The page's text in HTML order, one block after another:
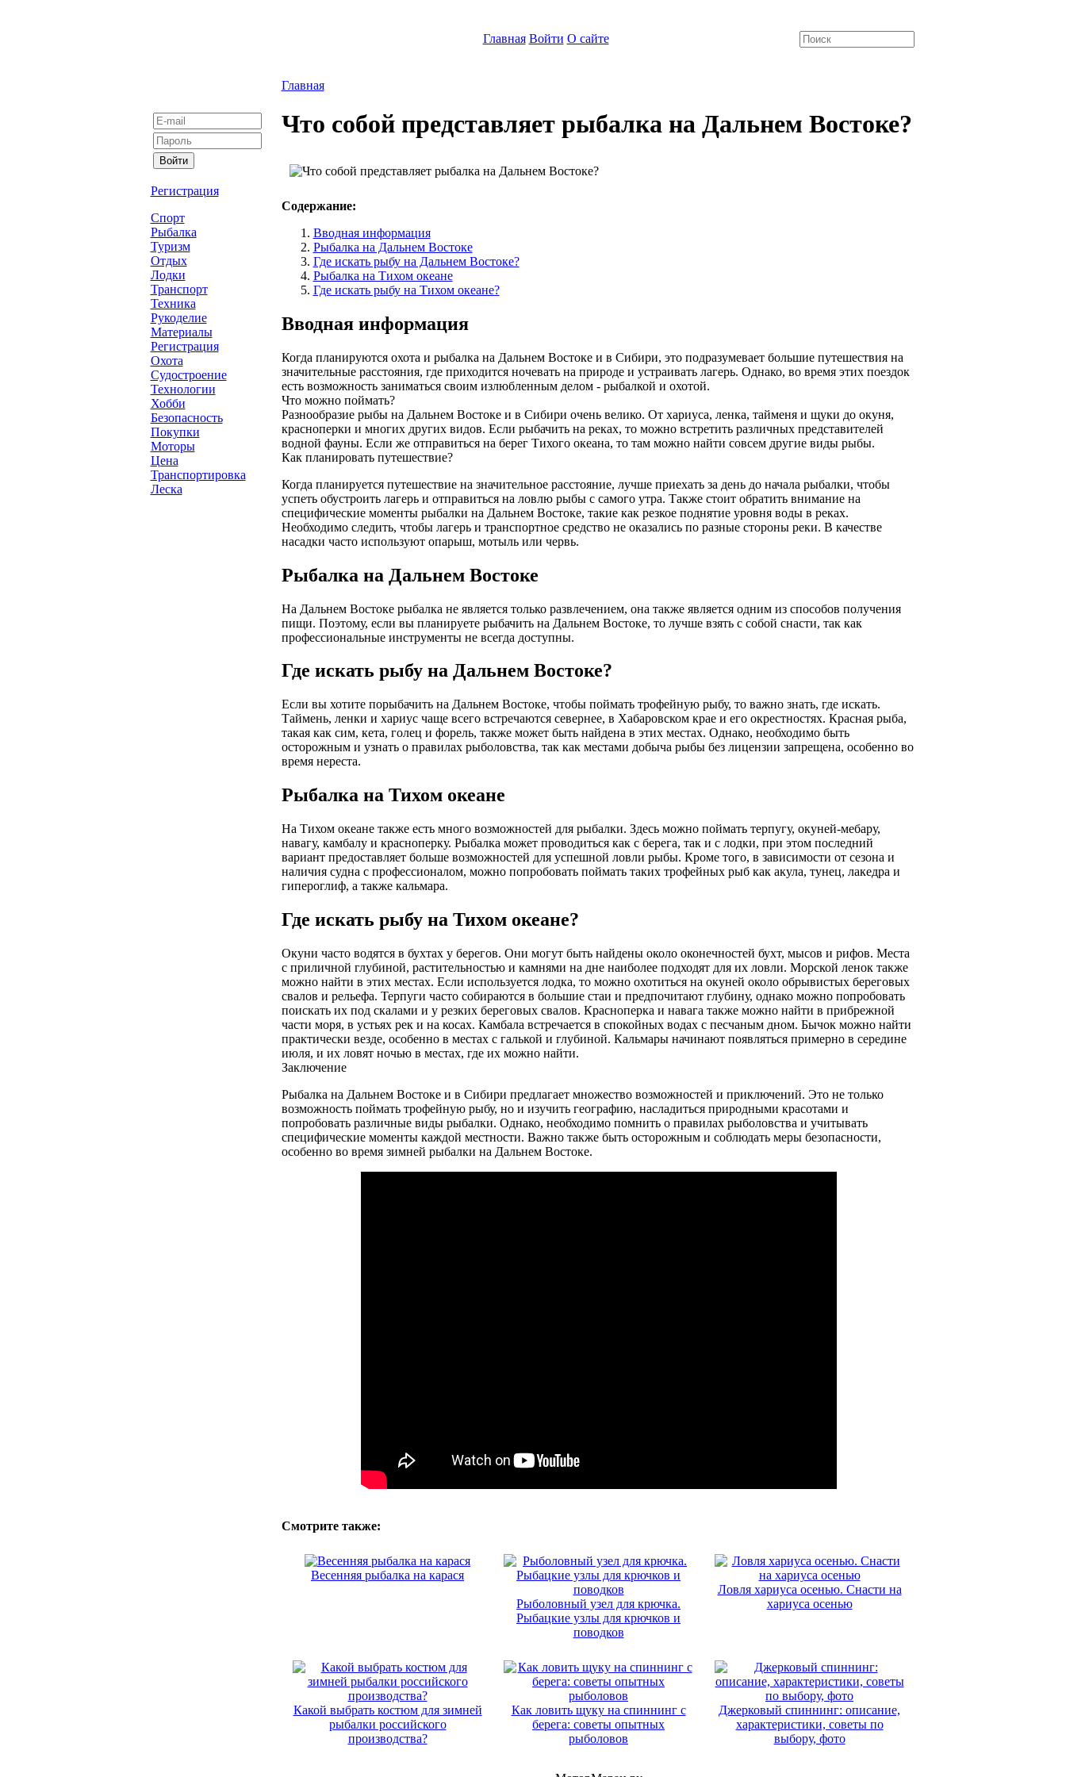
Главная Войти О сайте
Регистрация
Спорт
Рыбалка
Туризм
Отдых
Лодки
Транспорт
Техника
Рукоделие
Материалы
Регистрация
Охота
Судостроение
Технологии
Хобби
Безопасность
Покупки
Моторы
Цена
Транспортировка
Леска
Главная
Что собой представляет рыбалка на Дальнем Востоке?
Содержание:
Вводная информация
Рыбалка на Дальнем Востоке
Где искать рыбу на Дальнем Востоке?
Рыбалка на Тихом океане
Где искать рыбу на Тихом океане?
Вводная информация
Когда планируются охота и рыбалка на Дальнем Востоке и в Сибири, это подразумевает большие путешествия на
значительные расстояния, где приходится ночевать на природе и устраивать лагерь. Однако, во время этих поездок
есть возможность заниматься своим излюбленным делом - рыбалкой и охотой.
Что можно поймать?
Разнообразие рыбы на Дальнем Востоке и в Сибири очень велико. От хариуса, ленка, тайменя и щуки до окуня,
красноперки и многих других видов. Если рыбачить на реках, то можно встретить различных представителей
водной фауны. Если же отправиться на берег Тихого океана, то там можно найти совсем другие виды рыбы.
Как планировать путешествие?
Когда планируется путешествие на значительное расстояние, лучше приехать за день до начала рыбалки, чтобы
успеть обустроить лагерь и отправиться на ловлю рыбы с самого утра. Также стоит обратить внимание на
специфические моменты рыбалки на Дальнем Востоке, такие как резкое поднятие уровня воды в реках.
Необходимо следить, чтобы лагерь и транспортное средство не оказались по разные стороны реки. В качестве
насадки часто используют опарыш, мотыль или червь.
Рыбалка на Дальнем Востоке
На Дальнем Востоке рыбалка не является только развлечением, она также является одним из способов получения
пищи. Поэтому, если вы планируете рыбачить на Дальнем Востоке, то лучше взять с собой снасти, так как
профессиональные инструменты не всегда доступны.
Где искать рыбу на Дальнем Востоке?
Если вы хотите порыбачить на Дальнем Востоке, чтобы поймать трофейную рыбу, то важно знать, где искать.
Таймень, ленки и хариус чаще всего встречаются севернее, в Хабаровском крае и его окрестностях. Красная рыба,
такая как сим, кета, голец и форель, также может быть найдена в этих местах. Однако, необходимо быть
осторожным и узнать о правилах рыболовства, так как местами добыча рыбы без лицензии запрещена, особенно во
время нереста.
Рыбалка на Тихом океане
На Тихом океане также есть много возможностей для рыбалки. Здесь можно поймать терпугу, окуней-мебару,
навагу, камбалу и красноперку. Рыбалка может проводиться как с берега, так и с лодки, при этом последний
вариант предоставляет больше возможностей для успешной ловли рыбы. Кроме того, в зависимости от сезона и
наличия судна с профессионалом, можно попробовать поймать таких трофейных рыб как акула, тунец, лакедра и
гипероглиф, а также кальмара.
Где искать рыбу на Тихом океане?
Окуни часто водятся в бухтах у берегов. Они могут быть найдены около оконечностей бухт, мысов и рифов. Места
с приличной глубиной, растительностью и камнями на дне наиболее подходят для их ловли. Морской ленок также
можно найти в этих местах. Если используется лодка, то можно охотиться на окуней около обрывистых береговых
свалов и рельефа. Терпуги часто собираются в большие стаи и предпочитают глубину, однако можно попробовать
поискать их под скалами и у резких береговых свалов. Красноперка и навага также можно найти в прибрежной
части моря, в устьях рек и на косах. Камбала встречается в спокойных водах с песчаным дном. Бычок можно найти
практически везде, особенно в местах с галькой и глубиной. Кальмары начинают появляться примерно в середине
июля, и их ловят ночью в местах, где их можно найти.
Заключение
Рыбалка на Дальнем Востоке и в Сибири предлагает множество возможностей и приключений. Это не только
возможность поймать трофейную рыбу, но и изучить географию, насладиться природными красотами и
попробовать различные виды рыбалки. Однако, необходимо помнить о правилах рыболовства и учитывать
специфические моменты каждой местности. Важно также быть осторожным и соблюдать меры безопасности,
особенно во время зимней рыбалки на Дальнем Востоке.
Смотрите также:
Весенняя рыбалка на карася
Рыболовный узел для крючка.
Рыбацкие узлы для крючков и
поводков
Ловля хариуса осенью. Снасти на
хариуса осенью
Какой выбрать костюм для зимней
рыбалки российского
производства?
Как ловить щуку на спиннинг с
берега: советы опытных
рыболовов
Джерковый спиннинг: описание,
характеристики, советы по
выбору, фото